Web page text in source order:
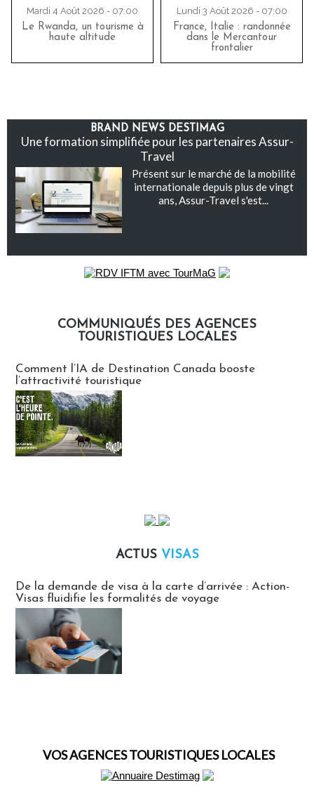
Mardi 4 Août 2026 - 07:00
Le Rwanda, un tourisme à
haute altitude
Lundi 3 Août 2026 - 07:00
France, Italie : randonnée
dans le Mercantour
frontalier
BRAND NEWS DESTIMAG
Une formation simplifiée pour les partenaires Assur-
Travel
Présent sur le marché de la mobilité
internationale depuis plus de vingt
ans, Assur-Travel s'est...
COMMUNIQUÉS DES AGENCES
TOURISTIQUES LOCALES
Comment l’IA de Destination Canada booste
l’attractivité touristique
ACTUS VISAS
De la demande de visa à la carte d’arrivée : Action-
Visas fluidifie les formalités de voyage
VOS AGENCES TOURISTIQUES LOCALES